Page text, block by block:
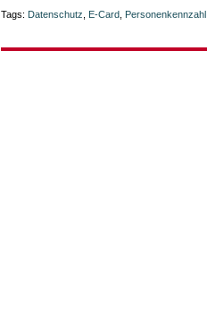
Tags: Datenschutz E-Card Personenkennzahl